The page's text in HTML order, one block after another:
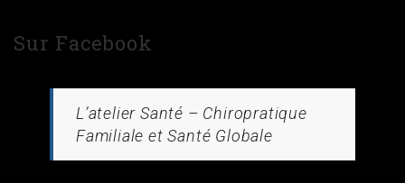
Sur Facebook
L’atelier Santé – Chiropratique
Familiale et Santé Globale